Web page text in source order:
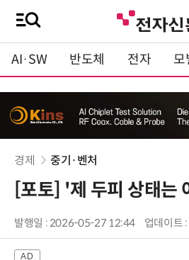
AI·SW 반도체 전자 모
경제 중기·벤처
[포토] '제 두피 상태는
발행일 : 2026-05-27 12:44 업데이트